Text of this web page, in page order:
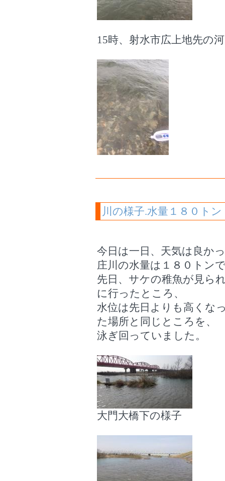
15時、射水市広上地先の
川の様子.水量１８０トン
今日は一日、天気は良か
庄川の水量は１８０トン
先日、サケの稚魚が見ら
に行ったところ、
水位は先日よりも高くな
た場所と同じところを、
泳ぎ回っていました。
大門大橋下の様子